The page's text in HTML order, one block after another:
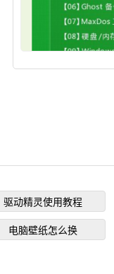
驱动精灵使用教程
电脑壁纸怎么换